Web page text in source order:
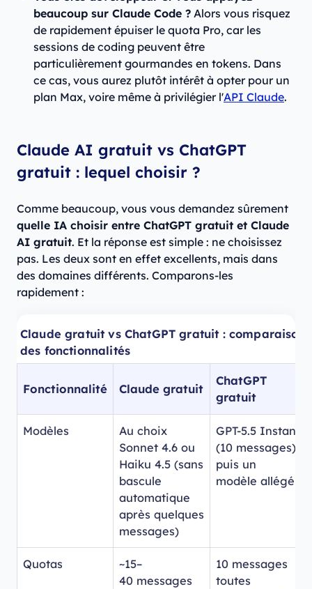
beaucoup sur Claude Code ? Alors vous risquez
de rapidement épuiser le quota Pro, car les
sessions de coding peuvent être
particulièrement gourmandes en tokens. Dans
ce cas, vous aurez plutôt intérêt à opter pour un
plan Max, voire même à privilégier l'API Claude.
Claude AI gratuit vs ChatGPT
gratuit : lequel choisir ?
Comme beaucoup, vous vous demandez sûrement
quelle IA choisir entre ChatGPT gratuit et Claude
AI gratuit. Et la réponse est simple : ne choisissez
pas. Les deux sont en effet excellents, mais dans
des domaines différents. Comparons-les
rapidement :
Claude gratuit vs ChatGPT gratuit : comparaison
des fonctionnalités
Fonctionnalité Claude gratuit
ChatGPT
gratuit
Modèles
Au choix
Sonnet 4.6 ou
Haiku 4.5 (sans
bascule
automatique
après quelques
messages)
GPT-5.5 Instant
(10 messages),
puis un
modèle allégé
Quotas
~15–
40 messages
10 messages
toutes